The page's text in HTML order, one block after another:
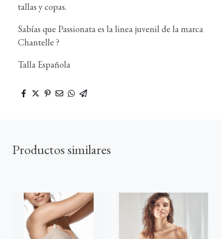
tallas y copas.
Sabías que Passionata es la linea juvenil de la marca
Chantelle ?
Talla Española
Productos similares